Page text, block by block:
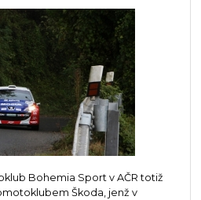
Bohemia Sport v AČR totiž
Škoda, jenž v